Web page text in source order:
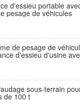
d'essieu portable
pesage de véhicules
de pesage de
d'essieu d'usine
sous-terrain
de 100 t